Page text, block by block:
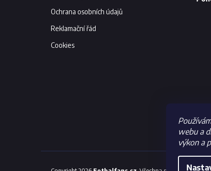
webu a
výkon a
Ochrana osobních údajů
Reklamační řád
Cookies